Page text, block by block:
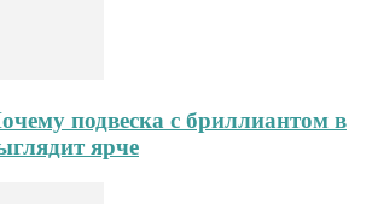
подвеска с бриллиантом в
ярче